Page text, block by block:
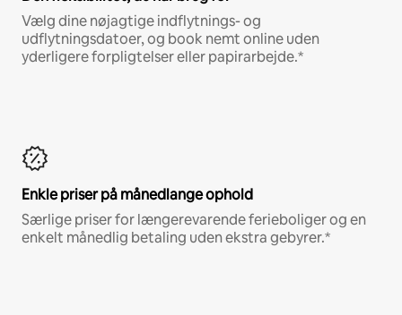
Vælg dine nøjagtige indflytnings- og
udflytningsdatoer, og book nemt online uden
yderligere forpligtelser eller papirarbejde.*
Enkle priser på månedlange ophold
Særlige priser for længerevarende ferieboliger og en
enkelt månedlig betaling uden ekstra gebyrer.*